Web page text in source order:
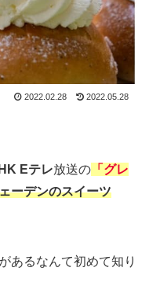
2022.02.28 2022.05.28
Eテレ放送の 「グレ
ーデンのスイーツ
あるなんて初めて知り